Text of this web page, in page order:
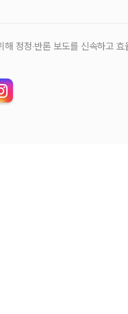
정정‧반론 보도를 신속하고